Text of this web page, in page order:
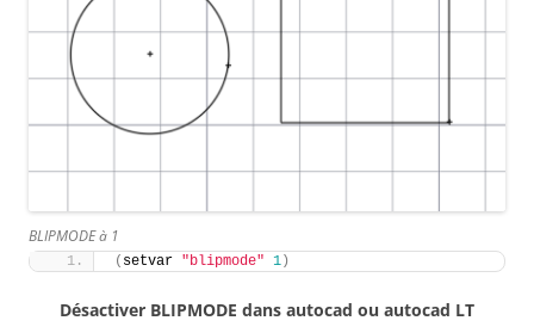
BLIPMODE à 1
( setvar "blipmode" 1)
Désactiver BLIPMODE dans autocad ou autocad LT